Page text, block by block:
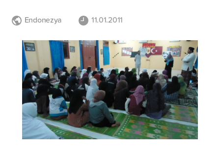
Endonezya 11.01.2011